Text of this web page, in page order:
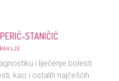
STANIČIĆ
i liječenje bolesti
kao i ostalih najčešćih